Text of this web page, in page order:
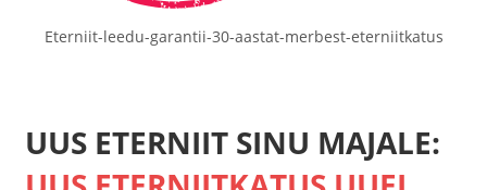
Eterniit-leedu-garantii-30-aastat-merbest-eterniitkatus
UUS ETERNIIT SINU MAJALE: